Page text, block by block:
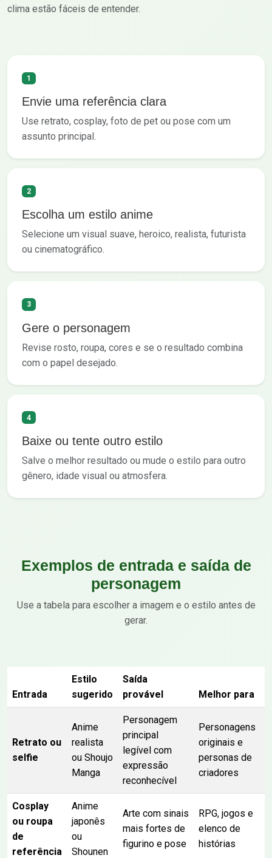
clima estão fáceis de entender.
1
Envie uma referência clara
Use retrato, cosplay, foto de pet ou pose com um
assunto principal.
2
Escolha um estilo anime
Selecione um visual suave, heroico, realista, futurista
ou cinematográfico.
3
Gere o personagem
Revise rosto, roupa, cores e se o resultado combina
com o papel desejado.
4
Baixe ou tente outro estilo
Salve o melhor resultado ou mude o estilo para outro
gênero, idade visual ou atmosfera.
Exemplos de entrada e saída de
personagem
Use a tabela para escolher a imagem e o estilo antes de
gerar.
Entrada
Estilo
sugerido
Saída
provável
Melhor para
Retrato ou
selfie
Anime
realista
ou Shoujo
Manga
Personagem
principal
legível com
expressão
reconhecível
Personagens
originais e
personas de
criadores
Cosplay
ou roupa
de
referência
Anime
japonês
ou
Shounen
Arte com sinais
mais fortes de
figurino e pose
RPG, jogos e
elenco de
histórias